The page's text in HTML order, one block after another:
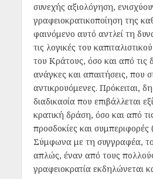
συνεχής αξιολόγηση,
γραφειοκρατικοποίηση της
φαινόμενο αυτό αντλεί τη
τις λογικές του
του Κράτους, όσο και από τις
ανάγκες και απαιτήσεις, που
αντικρουόμενες. Πρόκειται,
διαδικασία που επιβάλλεται
κρατική δράση, όσο και από
προσδοκίες και συμπεριφορές
Σύμφωνα με τη συγγραφέα,
απλώς, έναν από τους
γραφειοκρατία εκδηλώνεται